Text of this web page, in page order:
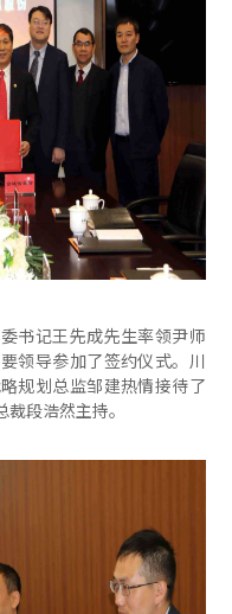
书记王先成先生率领尹师
领导参加了签约仪式。川
规划总监邹建热情接待了
段浩然主持。